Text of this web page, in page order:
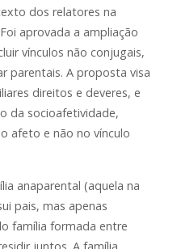
dos relatores na
aprovada a ampliação
vínculos não conjugais,
parentais. A proposta visa
direitos e deveres, e
da socioafetividade,
afeto e não no vínculo
anaparental (aquela na
pais, mas apenas
família formada entre